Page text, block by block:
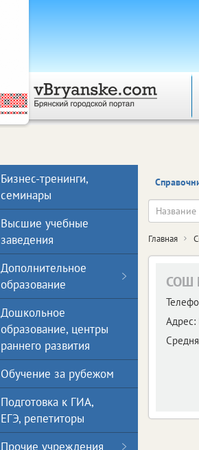
Главная
СОШ
Адрес:
Бизнес-тренинги,
семинары
Высшие учебные
заведения
Дополнительное
образование
Дошкольное
образование, центры
раннего развития
Обучение за рубежом
Подготовка к ГИА,
ЕГЭ, репетиторы
Прочие учреждения